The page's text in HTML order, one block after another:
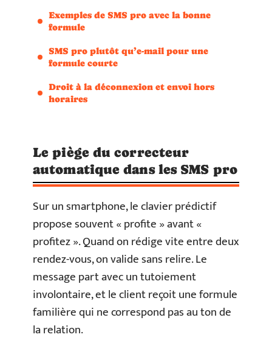
Exemples de SMS pro avec la bonne
formule
SMS pro plutôt qu’e-mail pour une
formule courte
Droit à la déconnexion et envoi hors
horaires
Le piège du correcteur
automatique dans les SMS pro
Sur un smartphone, le clavier prédictif
propose souvent « profite » avant «
profitez ». Quand on rédige vite entre deux
rendez-vous, on valide sans relire. Le
message part avec un tutoiement
involontaire, et le client reçoit une formule
familière qui ne correspond pas au ton de
la relation.